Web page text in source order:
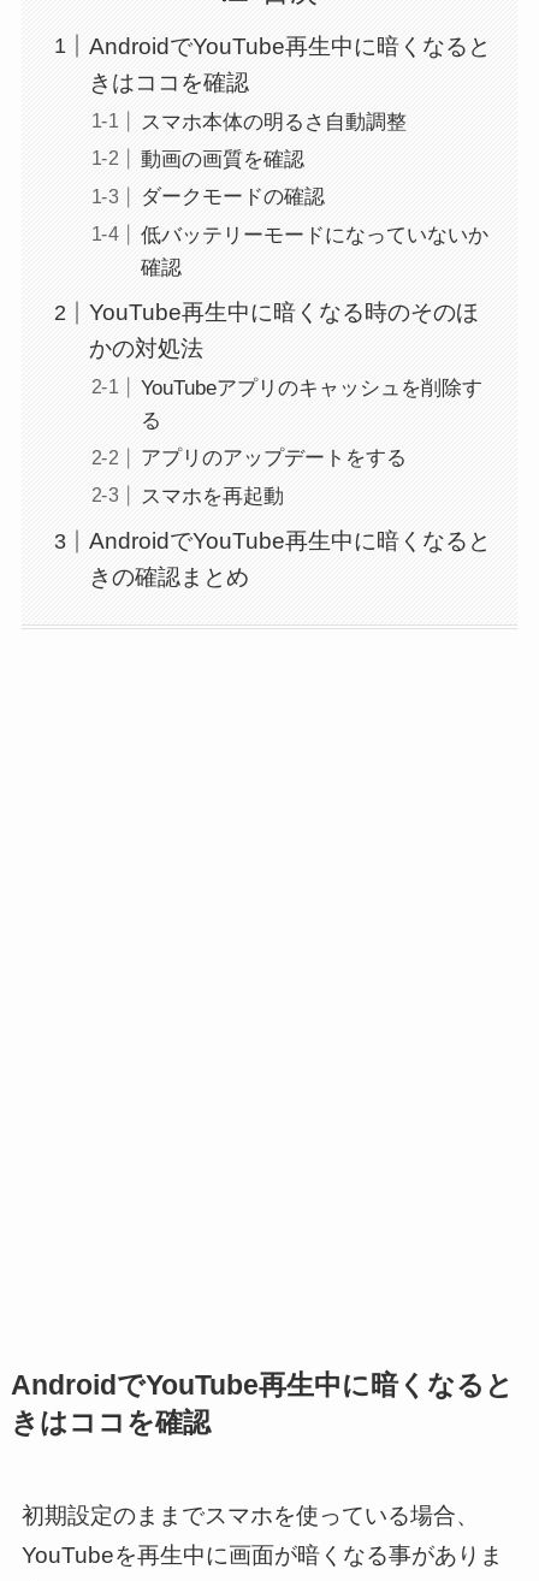
AndroidでYouTube再生中に暗くなると
きはココを確認
スマホ本体の明るさ自動調整
動画の画質を確認
ダークモードの確認
低バッテリーモードになっていないか
確認
YouTube再生中に暗くなる時のそのほ
かの対処法
YouTubeアプリのキャッシュを削除す
る
アプリのアップデートをする
スマホを再起動
AndroidでYouTube再生中に暗くなると
きの確認まとめ
AndroidでYouTube再生中に暗くなると
きはココを確認
初期設定のままでスマホを使っている場合、
YouTubeを再生中に画面が暗くなる事がありま